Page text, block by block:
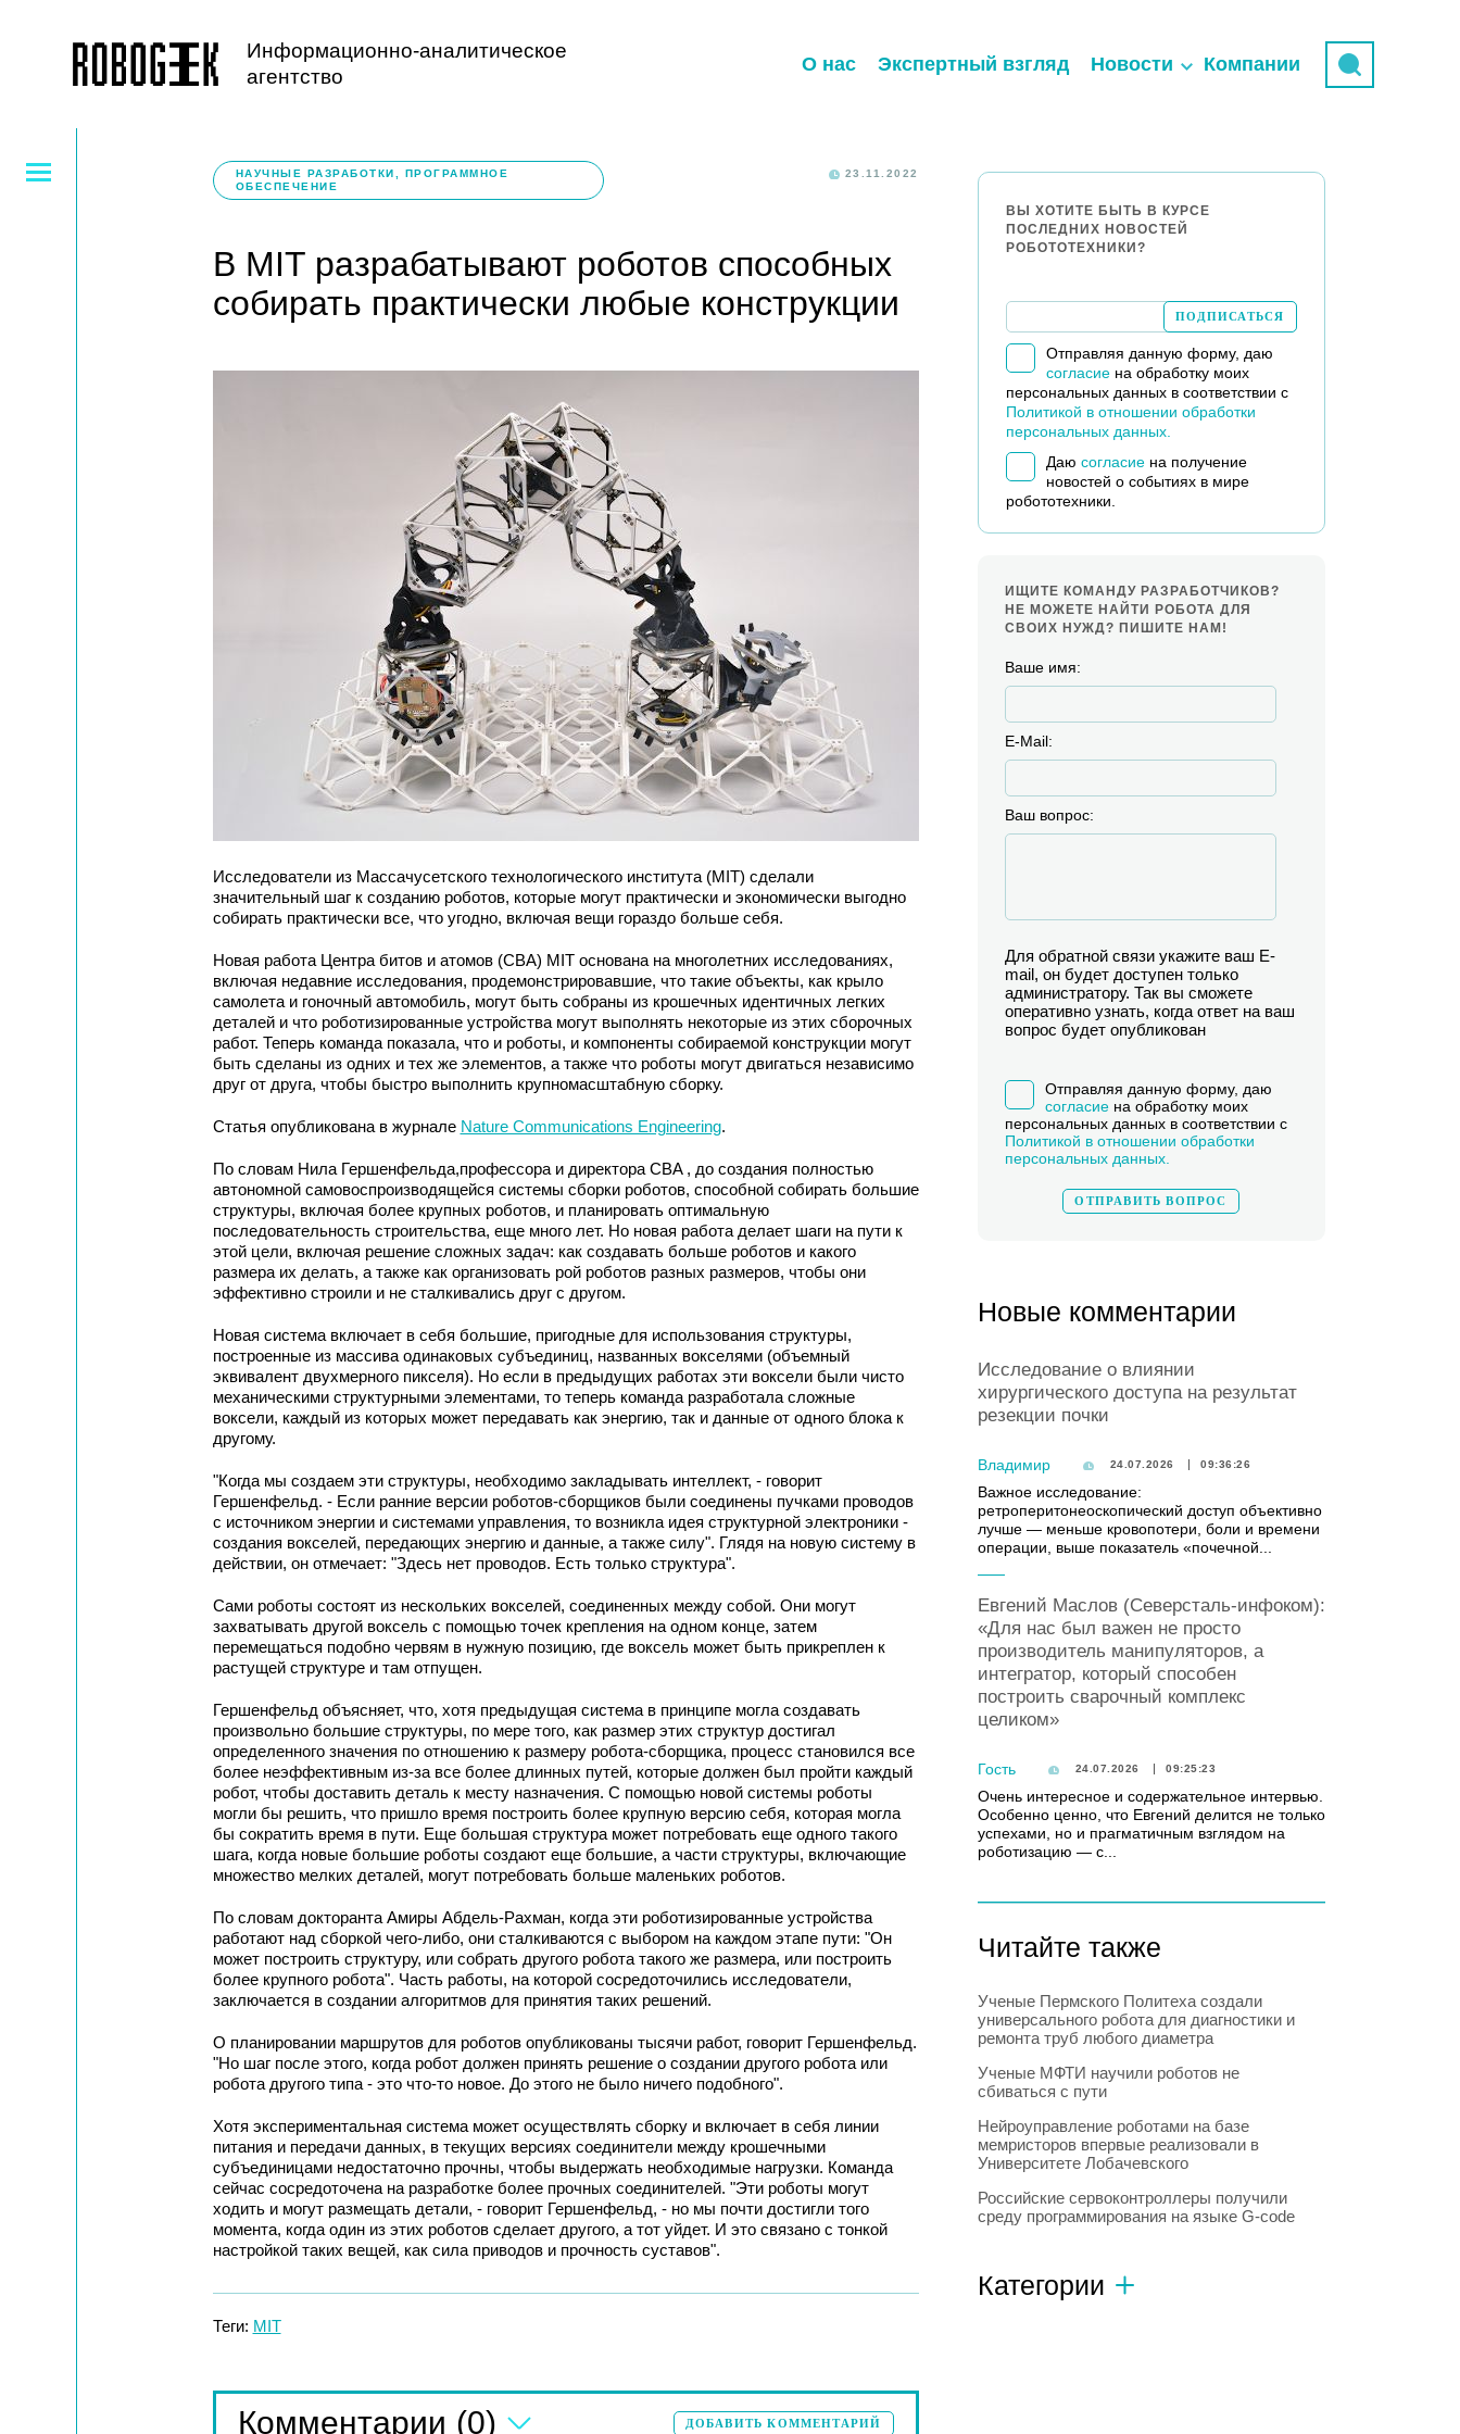
Информационно-аналитическое
агентство
О нас Экспертный взгляд Новости Компании
НАУЧНЫЕ РАЗРАБОТКИ, ПРОГРАММНОЕ
ОБЕСПЕЧЕНИЕ
23.11.2022
В MIT разрабатывают роботов способных
собирать практически любые конструкции
Исследователи из Массачусетского технологического института (MIT) сделали
значительный шаг к созданию роботов, которые могут практически и экономически выгодно
собирать практически все, что угодно, включая вещи гораздо больше себя.
Новая работа Центра битов и атомов (CBA) MIT основана на многолетних исследованиях,
включая недавние исследования, продемонстрировавшие, что такие объекты, как крыло
самолета и гоночный автомобиль, могут быть собраны из крошечных идентичных легких
деталей и что роботизированные устройства могут выполнять некоторые из этих сборочных
работ. Теперь команда показала, что и роботы, и компоненты собираемой конструкции могут
быть сделаны из одних и тех же элементов, а также что роботы могут двигаться независимо
друг от друга, чтобы быстро выполнить крупномасштабную сборку.
Статья опубликована в журнале Nature Communications Engineering.
По словам Нила Гершенфельда,профессора и директора CBA , до создания полностью
автономной самовоспроизводящейся системы сборки роботов, способной собирать большие
структуры, включая более крупных роботов, и планировать оптимальную
последовательность строительства, еще много лет. Но новая работа делает шаги на пути к
этой цели, включая решение сложных задач: как создавать больше роботов и какого
размера их делать, а также как организовать рой роботов разных размеров, чтобы они
эффективно строили и не сталкивались друг с другом.
Новая система включает в себя большие, пригодные для использования структуры,
построенные из массива одинаковых субъединиц, названных вокселями (объемный
эквивалент двухмерного пикселя). Но если в предыдущих работах эти воксели были чисто
механическими структурными элементами, то теперь команда разработала сложные
воксели, каждый из которых может передавать как энергию, так и данные от одного блока к
другому.
"Когда мы создаем эти структуры, необходимо закладывать интеллект, - говорит
Гершенфельд. - Если ранние версии роботов-сборщиков были соединены пучками проводов
с источником энергии и системами управления, то возникла идея структурной электроники -
создания вокселей, передающих энергию и данные, а также силу". Глядя на новую систему в
действии, он отмечает: "Здесь нет проводов. Есть только структура".
Сами роботы состоят из нескольких вокселей, соединенных между собой. Они могут
захватывать другой воксель с помощью точек крепления на одном конце, затем
перемещаться подобно червям в нужную позицию, где воксель может быть прикреплен к
растущей структуре и там отпущен.
Гершенфельд объясняет, что, хотя предыдущая система в принципе могла создавать
произвольно большие структуры, по мере того, как размер этих структур достигал
определенного значения по отношению к размеру робота-сборщика, процесс становился все
более неэффективным из-за все более длинных путей, которые должен был пройти каждый
робот, чтобы доставить деталь к месту назначения. С помощью новой системы роботы
могли бы решить, что пришло время построить более крупную версию себя, которая могла
бы сократить время в пути. Еще большая структура может потребовать еще одного такого
шага, когда новые большие роботы создают еще большие, а части структуры, включающие
множество мелких деталей, могут потребовать больше маленьких роботов.
По словам докторанта Амиры Абдель-Рахман, когда эти роботизированные устройства
работают над сборкой чего-либо, они сталкиваются с выбором на каждом этапе пути: "Он
может построить структуру, или собрать другого робота такого же размера, или построить
более крупного робота". Часть работы, на которой сосредоточились исследователи,
заключается в создании алгоритмов для принятия таких решений.
О планировании маршрутов для роботов опубликованы тысячи работ, говорит Гершенфельд.
"Но шаг после этого, когда робот должен принять решение о создании другого робота или
робота другого типа - это что-то новое. До этого не было ничего подобного".
Хотя экспериментальная система может осуществлять сборку и включает в себя линии
питания и передачи данных, в текущих версиях соединители между крошечными
субъединицами недостаточно прочны, чтобы выдержать необходимые нагрузки. Команда
сейчас сосредоточена на разработке более прочных соединителей. "Эти роботы могут
ходить и могут размещать детали, - говорит Гершенфельд, - но мы почти достигли того
момента, когда один из этих роботов сделает другого, а тот уйдет. И это связано с тонкой
настройкой таких вещей, как сила приводов и прочность суставов".
Теги: MIT
Комментарии (0) ДОБАВИТЬ КОММЕНТАРИЙ
ВЫ ХОТИТЕ БЫТЬ В КУРСЕ
ПОСЛЕДНИХ НОВОСТЕЙ
РОБОТОТЕХНИКИ?
Отправляя данную форму, даю
согласиена обработку моих
персональных данных в соответствии с
Политикой в отношении обработки
персональных данных.
Даю согласиена получение
новостей о событиях в мире
робототехники.
ИЩИТЕ КОМАНДУ РАЗРАБОТЧИКОВ?
НЕ МОЖЕТЕ НАЙТИ РОБОТА ДЛЯ
СВОИХ НУЖД? ПИШИТЕ НАМ!
Ваше имя:
E-Mail:
Ваш вопрос:
Для обратной связи укажите ваш E-
mail, он будет доступен только
администратору. Так вы сможете
оперативно узнать, когда ответ на ваш
вопрос будет опубликован
Отправляя данную форму, даю
согласиена обработку моих
персональных данных в соответствии с
Политикой в отношении обработки
персональных данных.
Новые комментарии
Исследование о влиянии
хирургического доступа на результат
резекции почки
Владимир 24.07.2026 09:36:26
Важное исследование:
ретроперитонеоскопический доступ объективно
лучше — меньше кровопотери, боли и времени
операции, выше показатель «почечной...
Евгений Маслов (Северсталь-инфоком):
«Для нас был важен не просто
производитель манипуляторов, а
интегратор, который способен
построить сварочный комплекс
целиком»
Гость 24.07.2026 09:25:23
Очень интересное и содержательное интервью.
Особенно ценно, что Евгений делится не только
успехами, но и прагматичным взглядом на
роботизацию — с...
Читайте также
Ученые Пермского Политеха создали
универсального робота для диагностики и
ремонта труб любого диаметра
Ученые МФТИ научили роботов не
сбиваться с пути
Нейроуправление роботами на базе
мемристоров впервые реализовали в
Университете Лобачевского
Российские сервоконтроллеры получили
среду программирования на языке G-code
Категории